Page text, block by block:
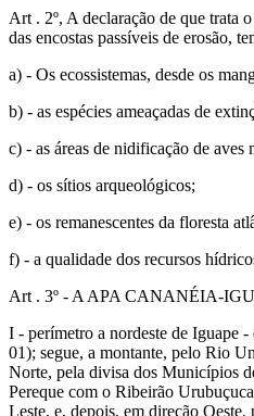
Art . 2º, A declaração de que trata
das encostas passíveis de erosão,
a) - Os ecossistemas, desde os
b) - as espécies ameaçadas de
c) - as áreas de nidificação de aves
d) - os sítios arqueológicos;
e) - os remanescentes da floresta
f) - a qualidade dos recursos
Art . 3º - A APA CANANÉIA-
I - perímetro a nordeste de Iguape
01); segue, a montante, pelo Rio
Norte, pela divisa dos Municípios
Pereque com o Ribeirão
Leste, e, depois, em direção